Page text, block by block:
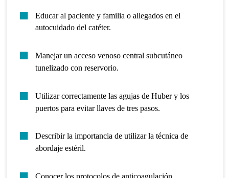
Educar al paciente y familia o allegados en el
autocuidado del catéter.
Manejar un acceso venoso central subcutáneo
tunelizado con reservorio.
Utilizar correctamente las agujas de Huber y los
puertos para evitar llaves de tres pasos.
Describir la importancia de utilizar la técnica de
abordaje estéril.
Conocer los protocolos de anticoagulación,